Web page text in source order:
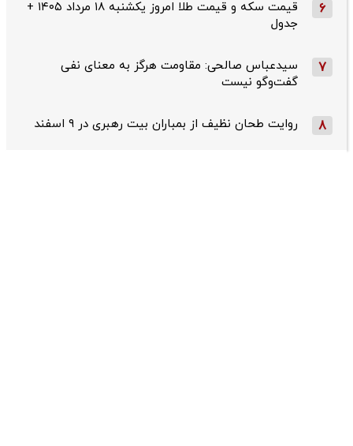
6
قیمت سکه و قیمت طلا امروز یکشنبه ۱۸ مرداد ۱۴۰۵ +
جدول
7
سیدعباس صالحی: مقاومت هرگز به معنای نفی
گفت‌وگو نیست
8 روایت طحان‌ نظیف از بمباران بیت رهبری در ۹ اسفند